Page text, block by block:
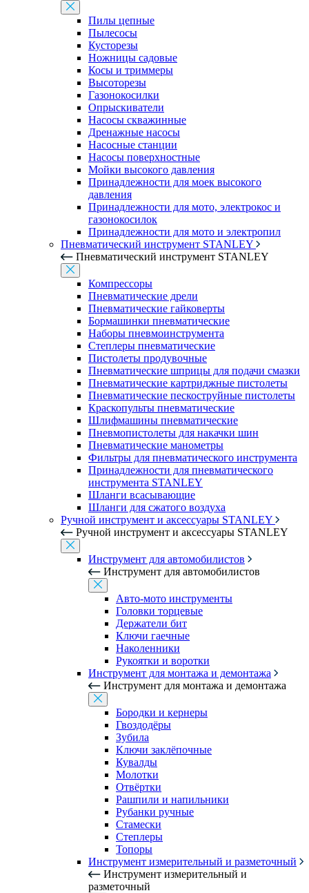
Пилы цепные
Пылесосы
Кусторезы
Ножницы садовые
Косы и триммеры
Высоторезы
Газонокосилки
Опрыскиватели
Насосы скважинные
Дренажные насосы
Насосные станции
Насосы поверхностные
Мойки высокого давления
Принадлежности для моек высокого
давления
Принадлежности для мото, электрокос и
газонокосилок
Принадлежности для мото и электропил
Пневматический инструмент STANLEY
Пневматический инструмент STANLEY
Компрессоры
Пневматические дрели
Пневматические гайковерты
Бормашинки пневматические
Наборы пневмоинструмента
Степлеры пневматические
Пистолеты продувочные
Пневматические шприцы для подачи смазки
Пневматические картриджные пистолеты
Пневматические пескоструйные пистолеты
Краскопульты пневматические
Шлифмашины пневматические
Пневмопистолеты для накачки шин
Пневматические манометры
Фильтры для пневматического инструмента
Принадлежности для пневматического
инструмента STANLEY
Шланги всасывающие
Шланги для сжатого воздуха
Ручной инструмент и аксессуары STANLEY
Ручной инструмент и аксессуары STANLEY
Инструмент для автомобилистов
Инструмент для автомобилистов
Авто-мото инструменты
Головки торцевые
Держатели бит
Ключи гаечные
Наколенники
Рукоятки и воротки
Инструмент для монтажа и демонтажа
Инструмент для монтажа и демонтажа
Бородки и кернеры
Гвоздодёры
Зубила
Ключи заклёпочные
Кувалды
Молотки
Отвёртки
Рашпили и напильники
Рубанки ручные
Стамески
Степлеры
Топоры
Инструмент измерительный и разметочный
Инструмент измерительный и
разметочный